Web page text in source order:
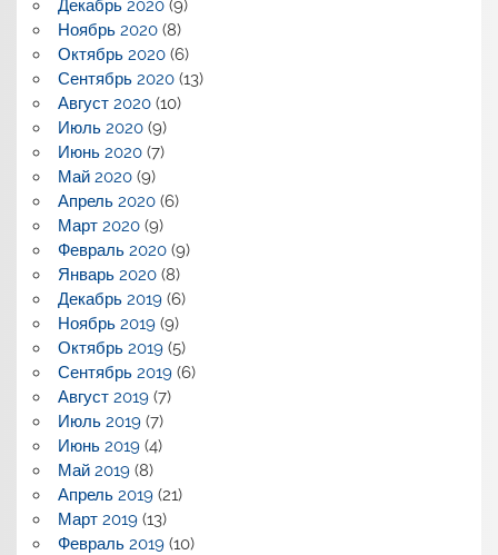
Декабрь 2020(9)
Ноябрь 2020(8)
Октябрь 2020(6)
Сентябрь 2020(13)
Август 2020(10)
Июль 2020(9)
Июнь 2020(7)
Май 2020(9)
Апрель 2020(6)
Март 2020(9)
Февраль 2020(9)
Январь 2020(8)
Декабрь 2019(6)
Ноябрь 2019(9)
Октябрь 2019(5)
Сентябрь 2019(6)
Август 2019(7)
Июль 2019(7)
Июнь 2019(4)
Май 2019(8)
Апрель 2019(21)
Март 2019(13)
Февраль 2019(10)